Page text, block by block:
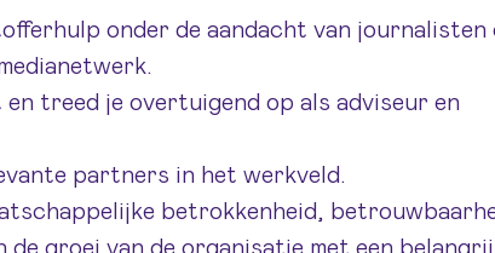
onder de aandacht van journalisten
treed je overtuigend op als adviseur en
partners in het werkveld.
betrokkenheid,
de groei van de organisatie met een